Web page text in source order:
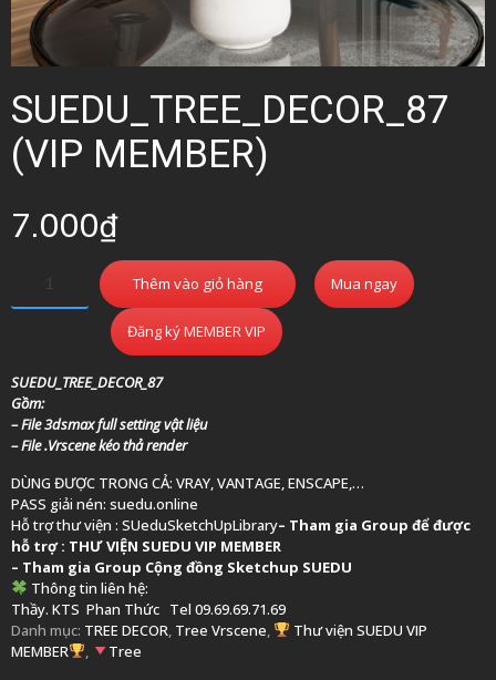
SUEDU_TREE_DECOR_87
(VIP MEMBER)
7.000₫
Thêm vào giỏ hàng Mua ngay
Đăng ký MEMBER VIP
SUEDU_TREE_DECOR_87
Gồm:
– File 3dsmax full setting vật liệu
– File .Vrscene kéo thả render
DÙNG ĐƯỢC TRONG CẢ: VRAY, VANTAGE, ENSCAPE,…
PASS giải nén: suedu.online
Hỗ trợ thư viện : SUeduSketchUpLibrary– Tham gia Group để được
hỗ trợ : THƯ VIỆN SUEDU VIP MEMBER
– Tham gia Group Cộng đồng Sketchup SUEDU
Thông tin liên hệ:
Thầy. KTS Phan Thức Tel 09.69.69.71.69
Danh mục: TREE DECOR, Tree Vrscene,
Thư viện SUEDU VIP
MEMBER
, Tree